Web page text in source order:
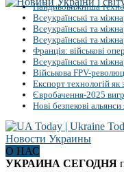
Найдивовижніша
Всеукраїнські та
Всеукраїнські та
Всеукраїнські та
Франція: військові
Всеукраїнські та
Військова FPV-
Експорт технологій як
Євробачення-2025
Нові безпекові
О НАС
УКРАИНА СЕГОДНЯ